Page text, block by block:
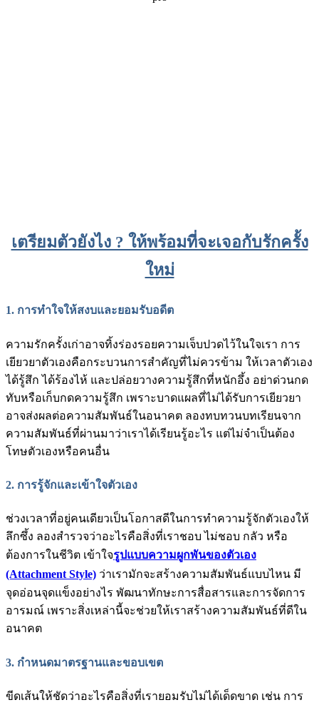
เตรียมตัวยังไง ? ให้พร้อมที่จะเจอกับรักครั้ง
ใหม่
1. การทำใจให้สงบและยอมรับอดีต
ความรักครั้งเก่าอาจทิ้งร่องรอยความเจ็บปวดไว้ในใจเรา การ
เยียวยาตัวเองคือกระบวนการสำคัญที่ไม่ควรข้าม ให้เวลาตัวเอง
ได้รู้สึก ได้ร้องไห้ และปล่อยวางความรู้สึกที่หนักอึ้ง อย่าด่วนกด
ทับหรือเก็บกดความรู้สึก เพราะบาดแผลที่ไม่ได้รับการเยียวยา
อาจส่งผลต่อความสัมพันธ์ในอนาคต ลองทบทวนบทเรียนจาก
ความสัมพันธ์ที่ผ่านมาว่าเราได้เรียนรู้อะไร แต่ไม่จำเป็นต้อง
โทษตัวเองหรือคนอื่น
2. การรู้จักและเข้าใจตัวเอง
ช่วงเวลาที่อยู่คนเดียวเป็นโอกาสดีในการทำความรู้จักตัวเองให้
ลึกซึ้ง ลองสำรวจว่าอะไรคือสิ่งที่เราชอบ ไม่ชอบ กลัว หรือ
ต้องการในชีวิต เข้าใจรูปแบบความผูกพันของตัวเอง
(Attachment Style) ว่าเรามักจะสร้างความสัมพันธ์แบบไหน มี
จุดอ่อนจุดแข็งอย่างไร พัฒนาทักษะการสื่อสารและการจัดการ
อารมณ์ เพราะสิ่งเหล่านี้จะช่วยให้เราสร้างความสัมพันธ์ที่ดีใน
อนาคต
3. กำหนดมาตรฐานและขอบเขต
ขีดเส้นให้ชัดว่าอะไรคือสิ่งที่เรายอมรับไม่ได้เด็ดขาด เช่น การ